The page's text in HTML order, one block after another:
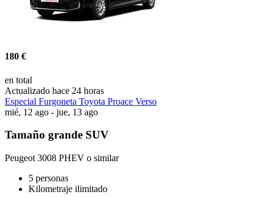
180 €
en total
Actualizado hace 24 horas
Especial Furgoneta Toyota Proace Verso
mié, 12 ago - jue, 13 ago
Tamaño grande SUV
Peugeot 3008 PHEV o similar
5 personas
Kilometraje ilimitado